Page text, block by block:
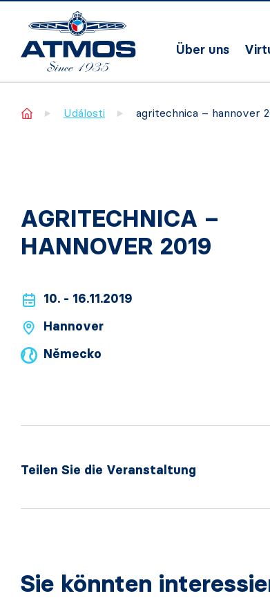
Über uns
Home Události agritechnica – hannover
AGRITECHNICA –
HANNOVER 2019
10. - 16.11.2019
Hannover
Německo
Teilen Sie die Veranstaltung
Sie könnten